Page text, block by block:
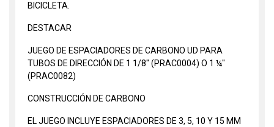
BICICLETA.
DESTACAR
JUEGO DE ESPACIADORES DE CARBONO UD PARA
TUBOS DE DIRECCIÓN DE 1 1/8" (PRAC0004) O 1 ¼"
(PRAC0082)
CONSTRUCCIÓN DE CARBONO
EL JUEGO INCLUYE ESPACIADORES DE 3, 5, 10 Y 15 MM